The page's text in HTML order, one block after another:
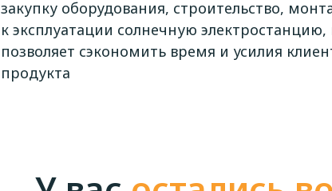
закупку оборудования, строительство,
к эксплуатации солнечную
позволяет сэкономить время и усилия
продукта